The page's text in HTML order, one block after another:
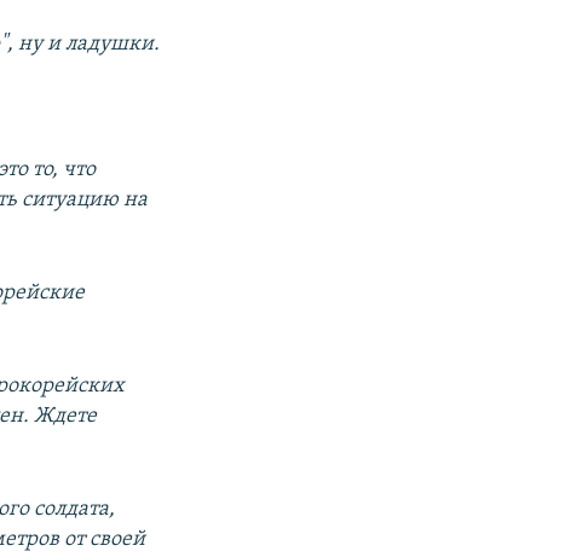
ну и ладушки.
это то, что
ситуацию на
Ждете
солдата,
от своей